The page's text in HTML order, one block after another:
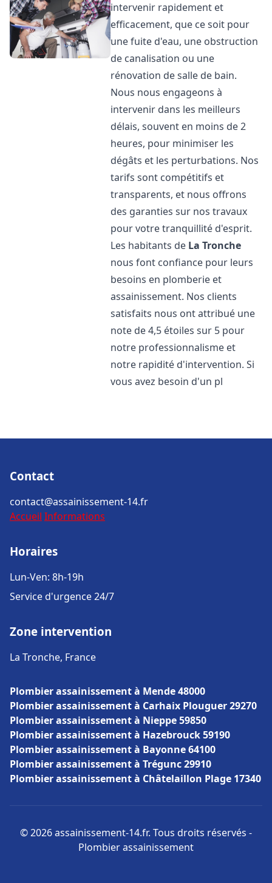
intervenir rapidement et
efficacement, que ce soit pour
une fuite d'eau, une obstruction
de canalisation ou une
rénovation de salle de bain.
Nous nous engageons à
intervenir dans les meilleurs
délais, souvent en moins de 2
heures, pour minimiser les
dégâts et les perturbations. Nos
tarifs sont compétitifs et
transparents, et nous offrons
des garanties sur nos travaux
pour votre tranquillité d'esprit.
Les habitants de La Tronche
nous font confiance pour leurs
besoins en plomberie et
assainissement. Nos clients
satisfaits nous ont attribué une
note de 4,5 étoiles sur 5 pour
notre professionnalisme et
notre rapidité d'intervention. Si
vous avez besoin d'un pl
Contact
contact@assainissement-14.fr
Accueil Informations
Horaires
Lun-Ven: 8h-19h
Service d'urgence 24/7
Zone intervention
La Tronche, France
Plombier assainissement à Mende 48000
Plombier assainissement à Carhaix Plouguer 29270
Plombier assainissement à Nieppe 59850
Plombier assainissement à Hazebrouck 59190
Plombier assainissement à Bayonne 64100
Plombier assainissement à Trégunc 29910
Plombier assainissement à Châtelaillon Plage 17340
© 2026 assainissement-14.fr. Tous droits réservés -
Plombier assainissement